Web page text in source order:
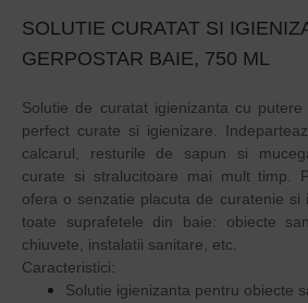
SOLUTIE CURATAT SI
GERPOSTAR BAIE, 750 ML
Solutie de curatat igienizanta cu putere
perfect curate si igienizare.
calcarul, resturile de sapun si
curate si stralucitoare mai mult timp.
ofera o senzatie placuta de curatenie si
toate suprafetele din baie: obiecte
chiuvete, instalatii sanitare, etc.
Caracteristici:
Solutie igienizanta pentru obiecte